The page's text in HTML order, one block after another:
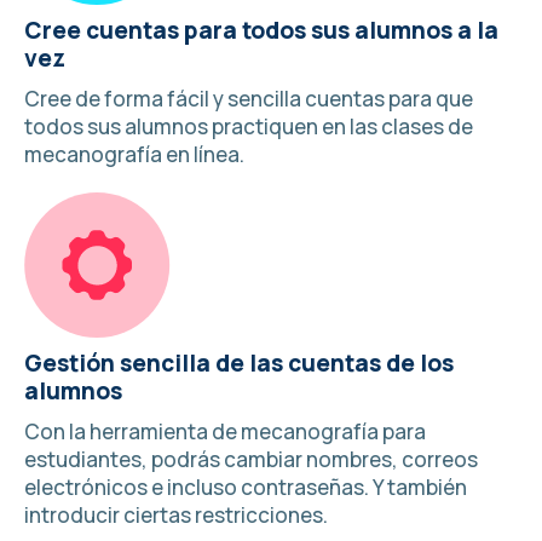
Cree cuentas para todos sus alumnos a la
vez
Cree de forma fácil y sencilla cuentas para que
todos sus alumnos practiquen en las clases de
mecanografía en línea.
Gestión sencilla de las cuentas de los
alumnos
Con la herramienta de mecanografía para
estudiantes, podrás cambiar nombres, correos
electrónicos e incluso contraseñas. Y también
introducir ciertas restricciones.